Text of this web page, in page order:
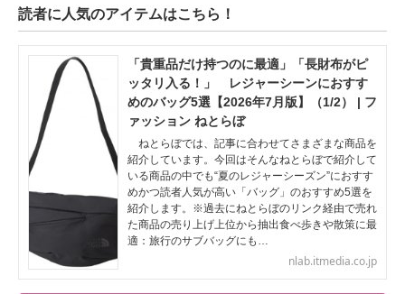
読者に人気のアイテムはこちら！
「貴重品だけ持つのに最適」「長財布がピ
ッタリ入る！」 レジャーシーンにおすす
めのバッグ5選【2026年7月版】（1/2） | フ
ァッション ねとらぼ
ねとらぼでは、記事に合わせてさまざまな商品を
紹介しています。今回はそんなねとらぼで紹介して
いる商品の中でも“夏のレジャーシーズン”におすす
めかつ読者人気が高い「バッグ」のおすすめ5選を
紹介します。※過去にねとらぼのリンク経由で売れ
た商品の売り上げ上位から抽出食べ歩きや散策に最
適：旅行のサブバッグにも…
nlab.itmedia.co.jp